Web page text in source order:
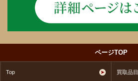
ページTOP
Top 買取品目